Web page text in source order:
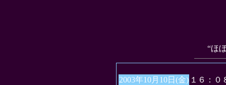
“ほ
2003年10月10日(金) １６：０